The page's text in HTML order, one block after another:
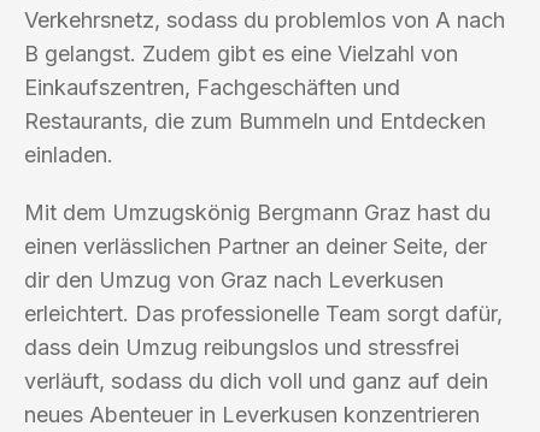
Verkehrsnetz, sodass du problemlos von A nach
B gelangst. Zudem gibt es eine Vielzahl von
Einkaufszentren, Fachgeschäften und
Restaurants, die zum Bummeln und Entdecken
einladen.
Mit dem Umzugskönig Bergmann Graz hast du
einen verlässlichen Partner an deiner Seite, der
dir den Umzug von Graz nach Leverkusen
erleichtert. Das professionelle Team sorgt dafür,
dass dein Umzug reibungslos und stressfrei
verläuft, sodass du dich voll und ganz auf dein
neues Abenteuer in Leverkusen konzentrieren